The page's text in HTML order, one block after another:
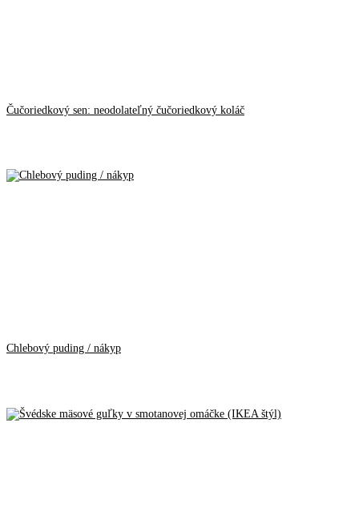
Čučoriedkový sen: neodolateľný čučoriedkový koláč
Chlebový puding / nákyp